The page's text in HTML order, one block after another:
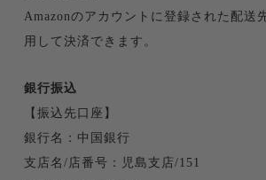
Amazonのアカウントに登録された配送
用して決済できます。
銀行振込
【振込先口座】
銀行名：中国銀行
支店名/店番号：児島支店/151